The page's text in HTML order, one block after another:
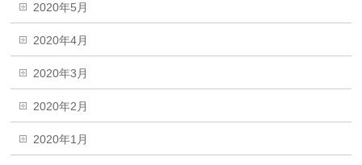
2020年5月
2020年4月
2020年3月
2020年2月
2020年1月